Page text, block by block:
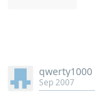
qwerty1000
Sep 2007